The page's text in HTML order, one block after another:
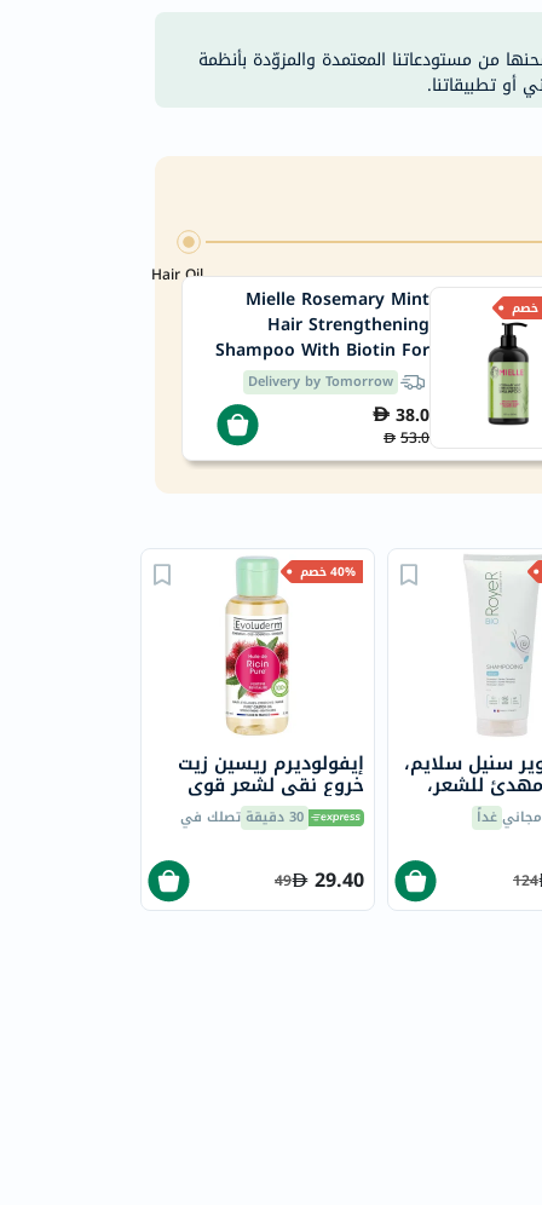
من مستودعاتنا المعتمدة والمزوّدة بأنظمة
أو تطبيقاتنا.
Hair Oil
Mielle Rosemary Mint
Hair Strengthening
Shampoo With Biotin For
All Hair Types 355ml
Delivery by Tomorrow
38.0
53.0
40% خصم
إيفولوديرم ريسين زيت
خروع نقي لشعر قوي
وصحي 100 مل30 دقيقة تصلك في
29.40
49
سنيل سلايم،
للشعر،
غداً
124